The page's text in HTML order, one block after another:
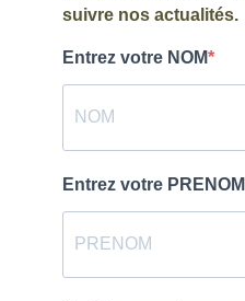
suivre nos actualités.
Entrez votre NOM
Entrez votre PRENOM